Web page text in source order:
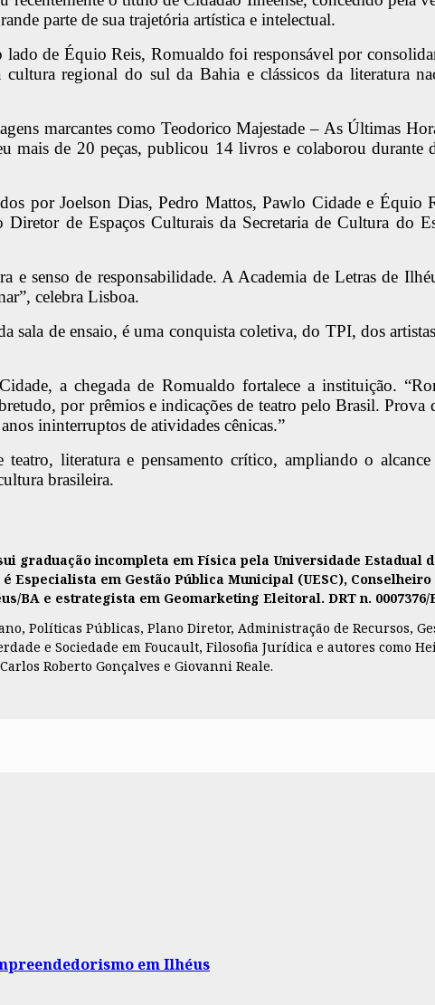
parte de sua trajetória artística e intelectual.
de Équio Reis, Romualdo foi responsável por
cultura regional do sul da Bahia e clássicos da literatura
marcantes como Teodorico Majestade – As Últimas
mais de 20 peças, publicou 14 livros e colaborou durante
por Joelson Dias, Pedro Mattos, Pawlo Cidade e Équio
de Espaços Culturais da Secretaria de Cultura do
e senso de responsabilidade. A Academia de Letras de
celebra Lisboa.
sala de ensaio, é uma conquista coletiva, do TPI, dos
a chegada de Romualdo fortalece a instituição.
por prêmios e indicações de teatro pelo Brasil.
ininterruptos de atividades cênicas.”
literatura e pensamento crítico, ampliando o
brasileira.
graduação incompleta em Física pela Universidade Estadual
em Gestão Pública Municipal (UESC),
BA e estrategista em Geomarketing Eleitoral. DRT n. 0007376/
Políticas Públicas, Plano Diretor, Administração de Recursos,
e Sociedade em Foucault, Filosofia Jurídica e autores como
Roberto Gonçalves e Giovanni Reale.
em Ilhéus